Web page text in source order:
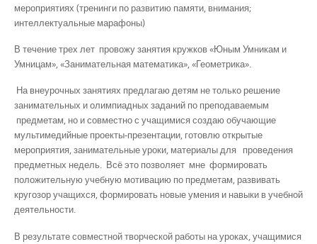
мероприятиях (тренинги по развитию памяти, внимания;
интеллектуальные марафоны)
В течение трех лет провожу занятия кружков «Юным Умникам и
Умницам», «Занимательная математика», «Геометрика».
На внеурочных занятиях предлагаю детям не только решение
занимательных и олимпиадных заданий по преподаваемым
предметам, но и совместно с учащимися создаю обучающие
мультимедийные проекты-презентации, готовлю открытые
мероприятия, занимательные уроки, материалы для проведения
предметных недель. Всё это позволяет мне формировать
положительную учебную мотивацию по предметам, развивать
кругозор учащихся, формировать новые умения и навыки в учебной
деятельности.
В результате совместной творческой работы на уроках, учащимися